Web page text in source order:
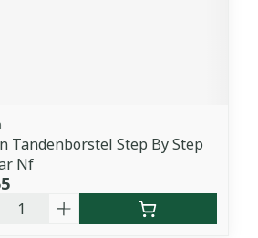
Tandenborstel Step By Step
Nf